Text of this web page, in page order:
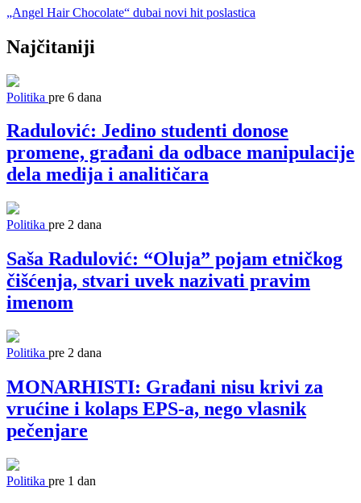
„Angel Hair Chocolate“ dubai novi hit poslastica
Najčitaniji
Politika pre 6 dana
Radulović: Jedino studenti donose
promene, građani da odbace manipulacije
dela medija i analitičara
Politika pre 2 dana
Saša Radulović: “Oluja” pojam etničkog
čišćenja, stvari uvek nazivati pravim
imenom
Politika pre 2 dana
MONARHISTI: Građani nisu krivi za
vrućine i kolaps EPS-a, nego vlasnik
pečenjare
Politika pre 1 dan